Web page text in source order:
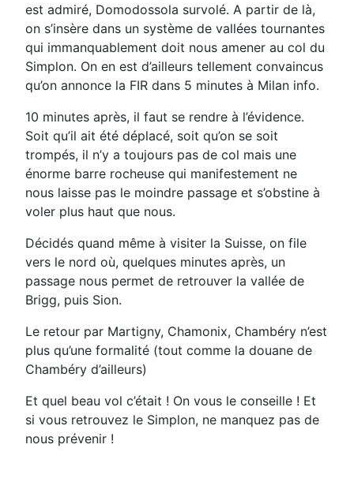
est admiré, Domodossola survolé. A partir de là,
on s’insère dans un système de vallées tournantes
qui immanquablement doit nous amener au col du
Simplon. On en est d’ailleurs tellement convaincus
qu’on annonce la FIR dans 5 minutes à Milan info.
10 minutes après, il faut se rendre à l’évidence.
Soit qu’il ait été déplacé, soit qu’on se soit
trompés, il n’y a toujours pas de col mais une
énorme barre rocheuse qui manifestement ne
nous laisse pas le moindre passage et s’obstine à
voler plus haut que nous.
Décidés quand même à visiter la Suisse, on file
vers le nord où, quelques minutes après, un
passage nous permet de retrouver la vallée de
Brigg, puis Sion.
Le retour par Martigny, Chamonix, Chambéry n’est
plus qu’une formalité (tout comme la douane de
Chambéry d’ailleurs)
Et quel beau vol c’était ! On vous le conseille ! Et
si vous retrouvez le Simplon, ne manquez pas de
nous prévenir !